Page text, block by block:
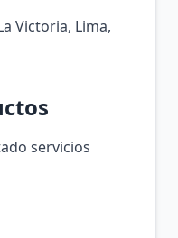
Victoria, Lima,
servicios